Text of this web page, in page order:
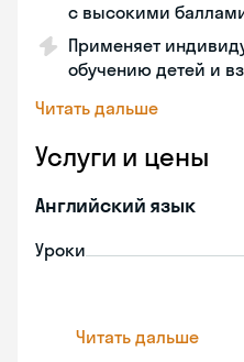
с высокими
Применяет
обучению детей и
Читать дальше
Услуги и цены
Английский язык
Уроки
Читать дальше